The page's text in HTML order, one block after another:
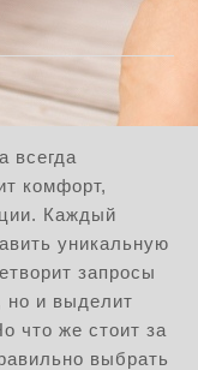
всегда
комфорт,
Каждый
уникальную
запросы
но и выделит
что же стоит за
выбрать